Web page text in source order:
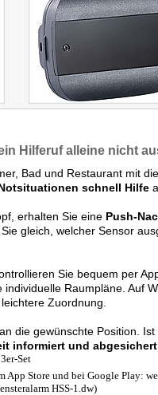
Hilferuf alleine nicht
Bad und Restaurant mit
schnell Hilfe
erhalten Sie eine Push-
gleich, welcher Sensor
Sie bequem per
individuelle Raumpläne. Auf
Zuordnung.
die gewünschte Position.
informiert und
Set
App Store und bei Google Play:
HSS-1.dw)